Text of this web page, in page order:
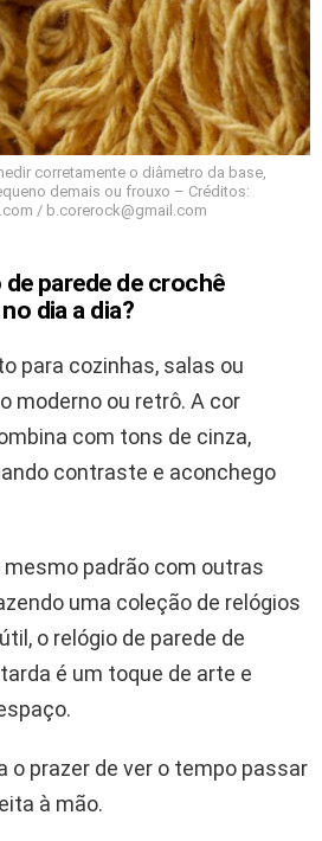
corretamente o diâmetro da base,
demais ou frouxo – Créditos:
/ b.corerock@gmail.com
parede de crochê
dia a dia?
para cozinhas, salas ou
moderno ou retrô. A cor
com tons de cinza,
contraste e aconchego
padrão com outras
uma coleção de relógios
o relógio de parede de
é um toque de arte e
o prazer de ver o tempo passar
à mão.